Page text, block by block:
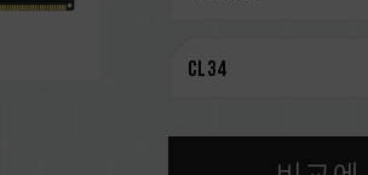
을 참고하십시오.